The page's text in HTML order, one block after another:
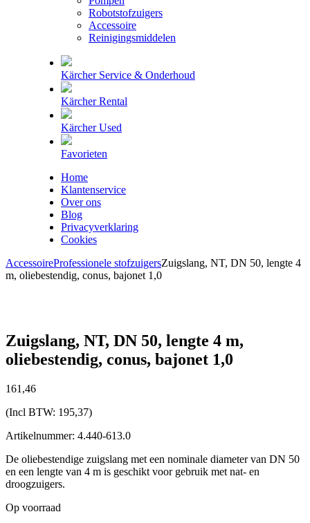
Robotstofzuigers
Accessoire
Reinigingsmiddelen
Kärcher Service & Onderhoud
Kärcher Rental
Kärcher Used
Favorieten
Home
Klantenservice
Over ons
Blog
Privacyverklaring
Cookies
AccessoireProfessionele stofzuigersZuigslang, NT, DN 50, lengte 4
m, oliebestendig, conus, bajonet 1,0
Zuigslang, NT, DN 50, lengte 4 m,
oliebestendig, conus, bajonet 1,0
161,46
(Incl BTW: 195,37)
Artikelnummer: 4.440-613.0
De oliebestendige zuigslang met een nominale diameter van DN 50
en een lengte van 4 m is geschikt voor gebruik met nat- en
droogzuigers.
Op voorraad